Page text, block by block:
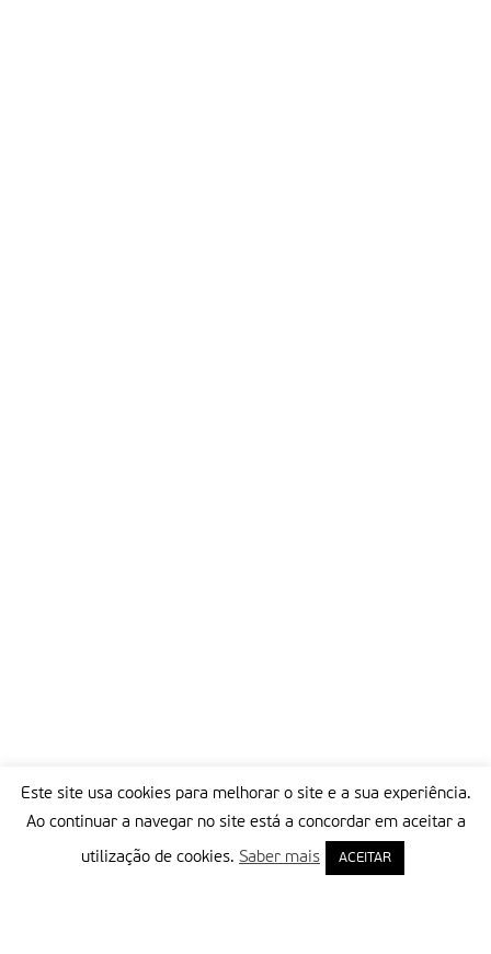
Este site usa cookies para melhorar o site e a sua experiência.
Ao continuar a navegar no site está a concordar em aceitar a
utilização de cookies. Saber mais ACEITAR